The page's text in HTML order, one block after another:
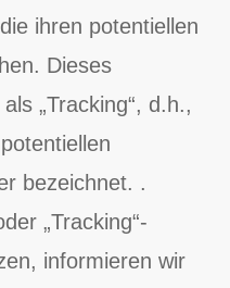
ihren potentiellen
Dieses
„Tracking“, d.h.,
bezeichnet. .
„Tracking“-
informieren wir